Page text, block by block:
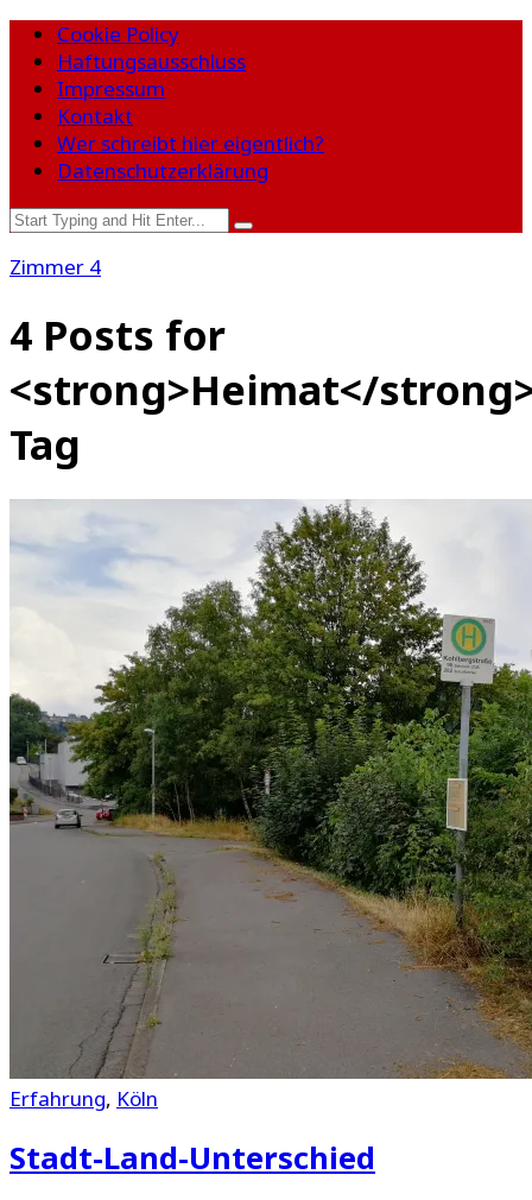
Cookie Policy
Haftungsausschluss
Impressum
Kontakt
Wer schreibt hier eigentlich?
Datenschutzerklärung
Zimmer 4
4 Posts for
<strong>Heimat</
Tag
Erfahrung, Köln
Stadt-Land-Unterschied